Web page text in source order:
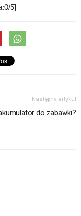
5]
Następny artykuł
do zabawki?